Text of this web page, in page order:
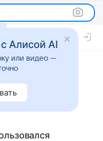
3
время
Алисой AI
или видео —